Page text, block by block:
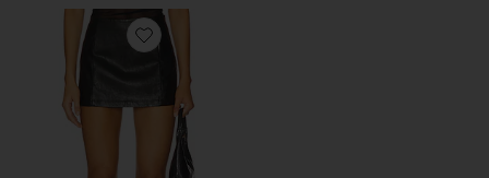
Favorite BLAKLIE スカート